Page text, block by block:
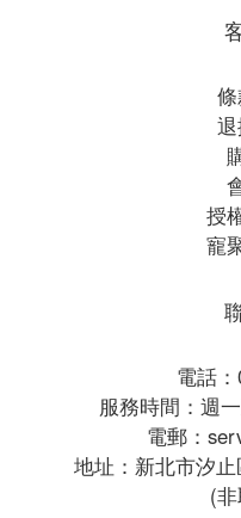
授
寵
電話
服務時間：週
電郵：
地址：新北市汐
(